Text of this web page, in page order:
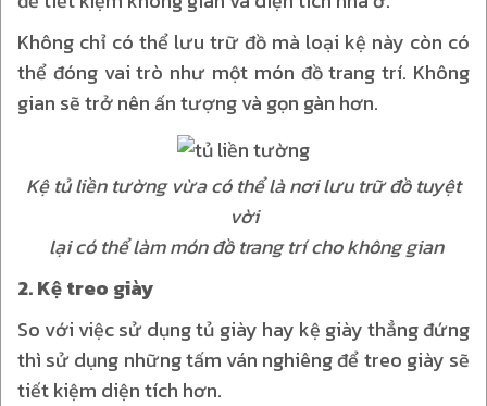
Không chỉ có thể lưu trữ đồ mà loại kệ này còn có
thể đóng vai trò như một món đồ trang trí. Không
gian sẽ trở nên ấn tượng và gọn gàn hơn.
Kệ tủ liền tường vừa có thể là nơi lưu trữ đồ tuyệt
vời
lại có thể làm món đồ trang trí cho không gian
2. Kệ treo giày
So với việc sử dụng tủ giày hay kệ giày thẳng đứng
thì sử dụng những tấm ván nghiêng để treo giày sẽ
tiết kiệm diện tích hơn.